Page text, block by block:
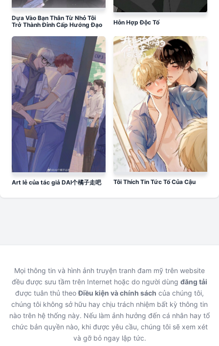
Dựa Vào Bạn Thân Từ Nhỏ Tôi
Trở Thành Đỉnh Cấp Hướng Đạo
Hỗn Hợp Độc Tố
Art lẻ của tác giả DAI个橘子走吧 Tôi Thích Tin Tức Tố Của Cậu
Mọi thông tin và hình ảnh truyện tranh đam mỹ trên website
đều được sưu tầm trên Internet hoặc do người dùng đăng tải
được tuân thủ theoĐiều kiện và chính sách của chúng tôi,
chúng tôi không sở hữu hay chịu trách nhiệm bất kỳ thông tin
nào trên hệ thống này. Nếu làm ảnh hưởng đến cá nhân hay tổ
chức bản quyền nào, khi được yêu cầu, chúng tôi sẽ xem xét
và gỡ bỏ ngay lập tức.